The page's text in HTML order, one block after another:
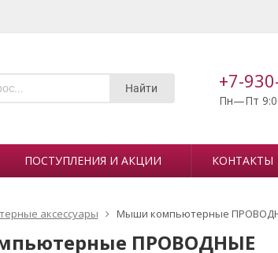
Найти +7-
Пн—Пт
ПОСТУПЛЕНИЯ И АКЦИИ КОНТАКТЫ
аксессуары Мыши компьютерные
ПРОВОДНЫЕ